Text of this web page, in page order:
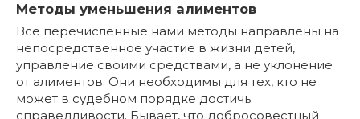
Методы уменьшения алиментов
Все перечисленные нами методы направлены на
непосредственное участие в жизни детей,
управление своими средствами, а не уклонение
от алиментов. Они необходимы для тех, кто не
может в судебном порядке достичь
справедливости. Бывает, что добросовестный